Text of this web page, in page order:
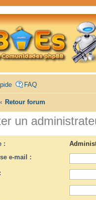
FAQ
Retour forum
un
:
e-mail :